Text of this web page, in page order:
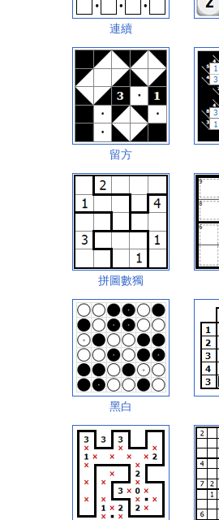
連續
留方
拼圖數獨
黑白